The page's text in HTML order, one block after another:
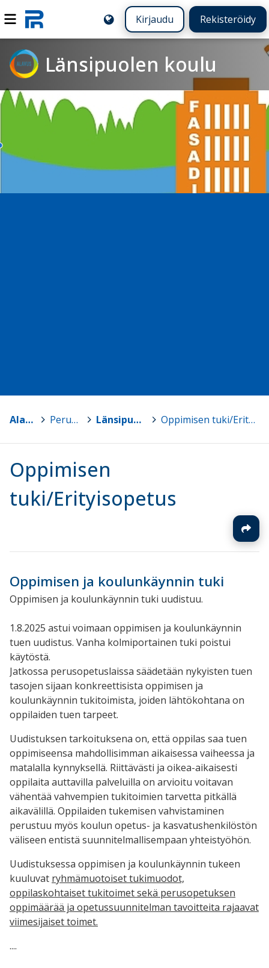
Kirjaudu Rekisteröidy
Länsipuolen koulu
Alavus Peruskoulut > Länsipuolen koulu Oppimisen tuki/Erityisopetus
Oppimisen
tuki/Erityisopetus
Oppimisen ja koulunkäynnin tuki
Oppimisen ja koulunkäynnin tuki uudistuu.
1.8.2025 astui voimaan oppimisen ja koulunkäynnin
tuen uudistus. Vanha kolmiportainen tuki poistui
käytöstä.
Jatkossa perusopetuslaissa säädetään nykyisten tuen
tasojen sijaan konkreettisista oppimisen ja
koulunkäynnin tukitoimista, joiden lähtökohtana on
oppilaiden tuen tarpeet.
Uudistuksen tarkoituksena on, että oppilas saa tuen
oppimiseensa mahdollisimman aikaisessa vaiheessa ja
matalalla kynnyksellä. Riittävästi ja oikea-aikaisesti
oppilaita auttavilla palveluilla on arvioitu voitavan
vähentää vahvempien tukitoimien tarvetta pitkällä
aikavälillä. Oppilaiden tukemisen vahvistaminen
perustuu myös koulun opetus- ja kasvatushenkilöstön
väliseen entistä suunnitelmallisempaan yhteistyöhön.
Uudistuksessa oppimisen ja koulunkäynnin tukeen
kuuluvat ryhmämuotoiset tukimuodot,
oppilaskohtaiset tukitoimet sekä perusopetuksen
oppimäärää ja opetussuunnitelman tavoitteita rajaavat
viimesijaiset toimet.
....